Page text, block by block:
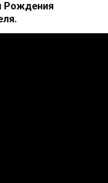
Рождения